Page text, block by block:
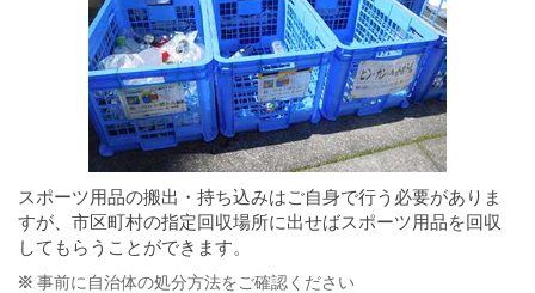
スポーツ用品の搬出・持ち込みはご自身で行う必要がありま
すが、市区町村の指定回収場所に出せばスポーツ用品を回収
してもらうことができます。
事前に自治体の処分方法をご確認ください